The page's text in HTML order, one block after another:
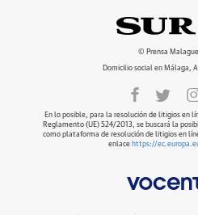
© Prensa
Domicilio social en Málaga,
En lo posible, para la resolución de litigios en
Reglamento (UE) 524/2013, se buscará la
como plataforma de resolución de litigios en
enlace https://